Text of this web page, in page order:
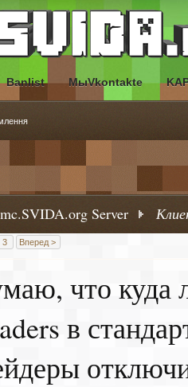
mc.SVIDA.org Server
3 Вперед >
что куда
в
Banlist МыVkontakte